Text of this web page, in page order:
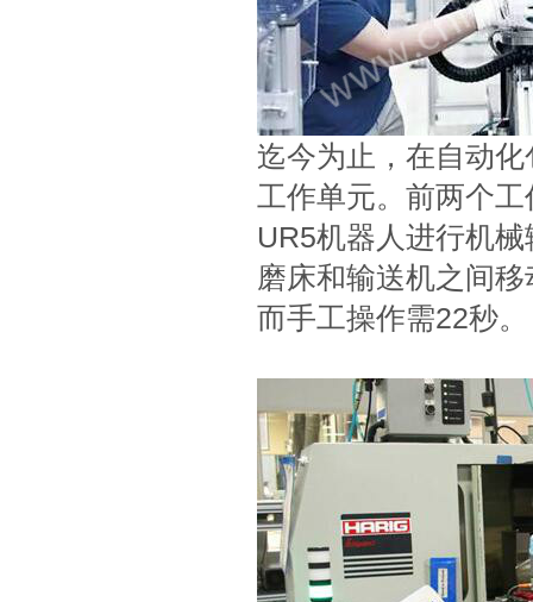
迄今为止，在自动
工作单元。前两个
UR5机器人进行机
磨床和输送机之间
而手工操作需22秒。